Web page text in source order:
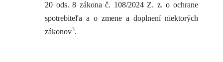
20 ods. 8 zákona č. 108/2024 Z. z. o ochrane
spotrebiteľa a o zmene a doplnení niektorých
zákonov3.